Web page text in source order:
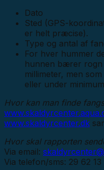
Dato
Sted (GPS-
er helt præcise).
Type og antal af
For hver hummer
hunnen bærer
millimeter, men
eller under
Hvor kan man finde
www.skaldyrcenter.dk
Hvor skal rapporten
Via email:
Via telefon/sms: 29 62